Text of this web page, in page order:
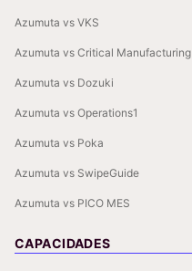
Azumuta vs VKS
Azumuta vs Critical Manufacturing
Azumuta vs Dozuki
Azumuta vs Operations1
Azumuta vs Poka
Azumuta vs SwipeGuide
Azumuta vs PICO MES
CAPACIDADES